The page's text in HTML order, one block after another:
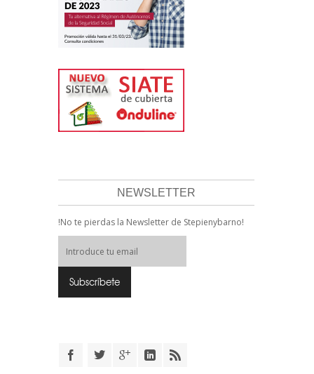
NEWSLETTER
!No te pierdas la Newsletter de Stepienybarno!